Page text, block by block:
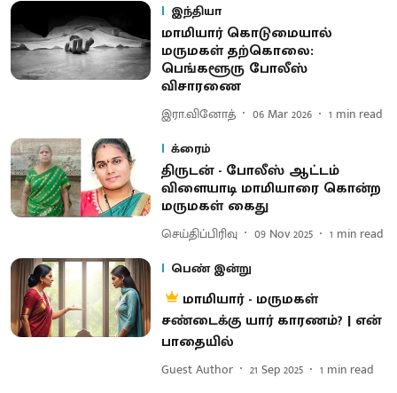
இந்தியா
மாமியார் கொடுமையால்
மருமகள் தற்கொலை:
பெங்களூரு போலீஸ்
விசாரணை
இரா.வினோத் 06 Mar 2026 1 min read
க்ரைம்
திருடன் - போலீஸ் ஆட்டம்
விளையாடி மாமியாரை கொன்ற
மருமகள் கைது
செய்திப்பிரிவு 09 Nov 2025 1 min read
பெண் இன்று
மாமியார் - மருமகள்
சண்டைக்கு யார் காரணம்? | என்
பாதையில்
Guest Author 21 Sep 2025 1 min read